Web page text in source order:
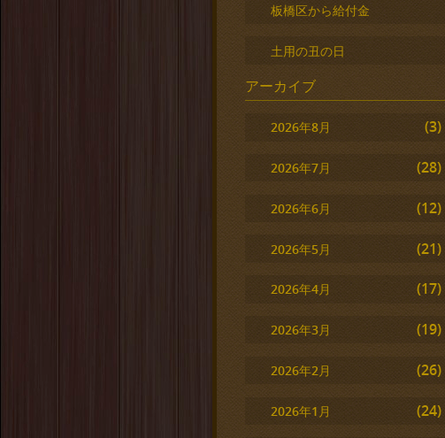
板橋区から給付金
土用の丑の日
アーカイブ
2026年8月 (3)
2026年7月 (28)
2026年6月 (12)
2026年5月 (21)
2026年4月 (17)
2026年3月 (19)
2026年2月 (26)
2026年1月 (24)